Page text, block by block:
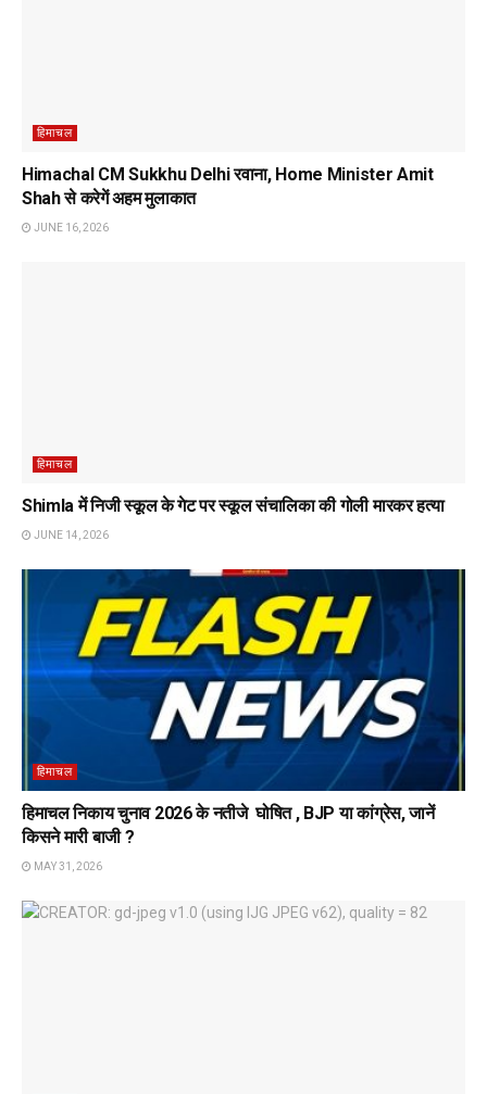
हिमाचल
Himachal CM Sukkhu Delhi रवाना, Home Minister Amit
Shah से करेगें अहम मुलाकात
JUNE 16, 2026
हिमाचल
Shimla में निजी स्कूल के गेट पर स्कूल संचालिका की गोली मारकर हत्या
JUNE 14, 2026
हिमाचल
हिमाचल निकाय चुनाव 2026 के नतीजे घोषित , BJP या कांग्रेस, जानें
किसने मारी बाजी ?
MAY 31, 2026